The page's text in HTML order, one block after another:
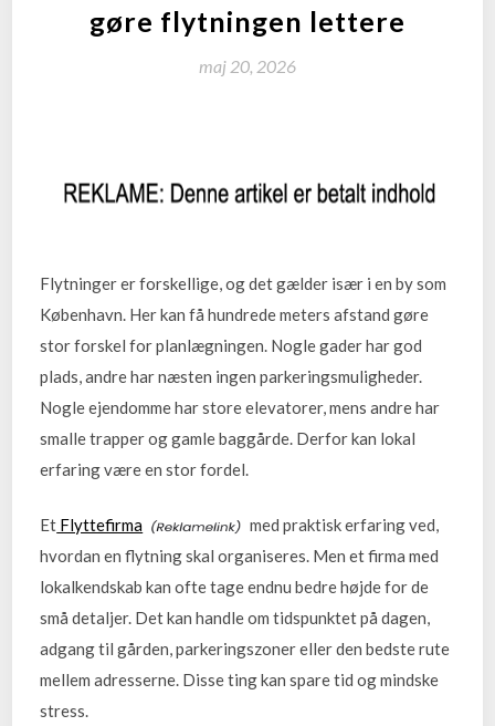
gøre flytningen lettere
maj 20, 2026
Flytninger er forskellige, og det gælder især i en by som
København. Her kan få hundrede meters afstand gøre
stor forskel for planlægningen. Nogle gader har god
plads, andre har næsten ingen parkeringsmuligheder.
Nogle ejendomme har store elevatorer, mens andre har
smalle trapper og gamle baggårde. Derfor kan lokal
erfaring være en stor fordel.
Et Flyttefirma
med praktisk erfaring ved,
hvordan en flytning skal organiseres. Men et firma med
lokalkendskab kan ofte tage endnu bedre højde for de
små detaljer. Det kan handle om tidspunktet på dagen,
adgang til gården, parkeringszoner eller den bedste rute
mellem adresserne. Disse ting kan spare tid og mindske
stress.